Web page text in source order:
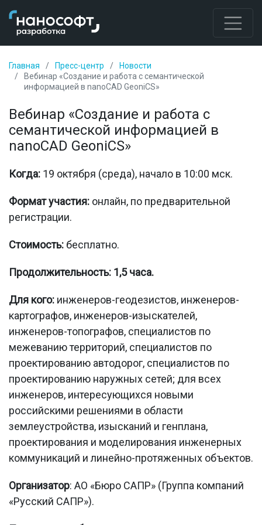
Главная Пресс-центр
Новости
Вебинар «Создание и работа с семантической
информацией в nanoCAD GeoniCS»
Вебинар «Создание и работа с
семантической информацией в
nanoCAD GeoniCS»
Когда: 19 октября (среда), начало в 10:00 мск.
Формат участия: онлайн, по предварительной
регистрации.
Стоимость: бесплатно.
Продолжительность: 1,5 часа.
Для кого: инженеров-геодезистов, инженеров-
картографов, инженеров-изыскателей,
инженеров-топографов, специалистов по
межеванию территорий, специалистов по
проектированию автодорог, специалистов по
проектированию наружных сетей; для всех
инженеров, интересующихся новыми
российскими решениями в области
землеустройства, изысканий и генплана,
проектирования и моделирования инженерных
коммуникаций и линейно-протяженных объектов.
Организатор: АО «Бюро САПР» (Группа компаний
«Русский САПР»).